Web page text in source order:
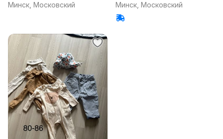
Минск, Московский
Минск, Московский